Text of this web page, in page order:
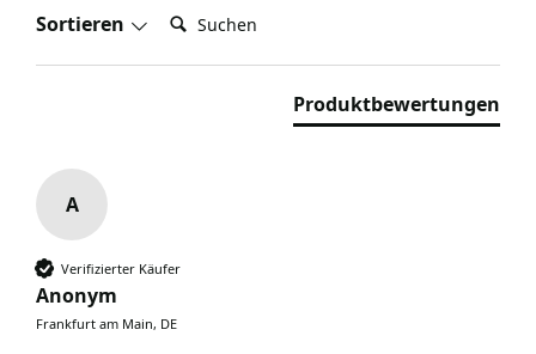
Sortieren Suchen:
Produktbewertungen
A
Verifizierter Käufer
Anonym
Frankfurt am Main, DE